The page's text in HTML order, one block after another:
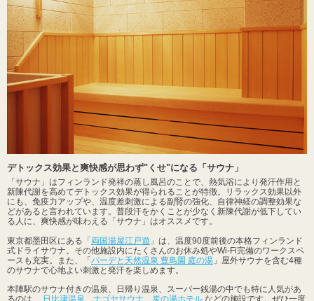
デトックス効果と爽快感が思わず"くせ"になる「サウナ」
「サウナ」はフィンランド発祥の蒸し風呂のことで、熱気浴により発汗作用と
新陳代謝を高めてデトックス効果が得られることが特徴。リラックス効果以外
にも、免疫力アップや、温度差刺激による副腎の強化、自律神経の調整効果な
どがあると言われています。普段汗をかくことが少なく新陳代謝が低下してい
る人に、爽快感が味わえる「サウナ」はオススメです。
東京都墨田区にある「 両国湯屋江戸遊 」は、温度90度前後の本格フィンランド
式ドライサウナ。その他施設内にたくさんのお休み処やWi-Fi完備のワークスペ
ースも充実。また、「 バーデと天然温泉 豊島園 庭の湯 」屋外サウナを含む4種
のサウナで心地よい刺激と発汗を楽しめます。
本陣駅のサウナ付きの温泉、日帰り温泉、スーパー銭湯の中でも特に人気があ
るのは、
日比津温泉、 ナゴヤサウナ、 炭の湯ホテル などの施設です。ぜひ一度